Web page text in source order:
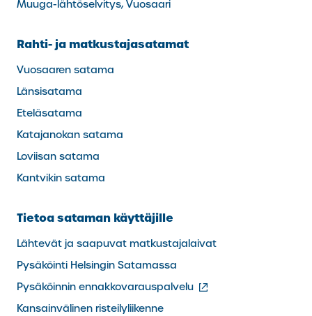
Muuga-lähtöselvitys, Vuosaari
Rahti- ja matkustajasatamat
Vuosaaren satama
Länsisatama
Eteläsatama
Katajanokan satama
Loviisan satama
Kantvikin satama
Tietoa sataman käyttäjille
Lähtevät ja saapuvat matkustajalaivat
Pysäköinti Helsingin Satamassa
Pysäköinnin ennakkovarauspalvelu(ulkoinen
linkki)
Kansainvälinen risteilyliikenne